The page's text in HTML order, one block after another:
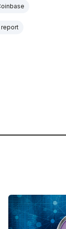
report